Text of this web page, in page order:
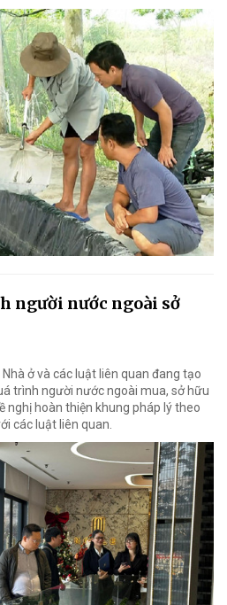
người nước ngoài sở
ở và các luật liên quan đang tạo
trình người nước ngoài mua, sở hữu
nghị hoàn thiện khung pháp lý theo
các luật liên quan.